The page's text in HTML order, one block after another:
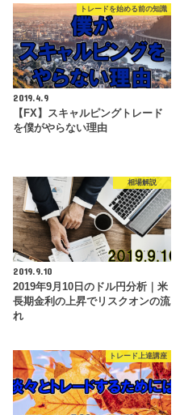
トレードを始める前の知識
2019.4.9
【FX】スキャルピングトレード
を僕がやらない理由
相場解説
2019.9.10
2019年9月10日のドル円分析｜米
長期金利の上昇でリスクオンの流
れ
トレード上達講座